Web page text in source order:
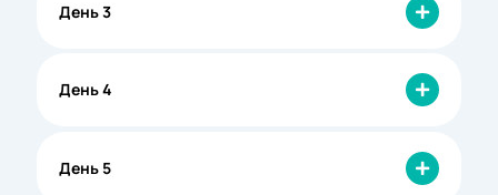
День 3
День 4
День 5